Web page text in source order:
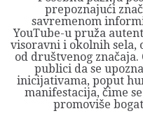
prepoznajući
savremenom
YouTube-u pruža
visoravni i okolnih sela,
od društvenog
publici da se
inicijativama, poput
manifestacija, čime
promoviše